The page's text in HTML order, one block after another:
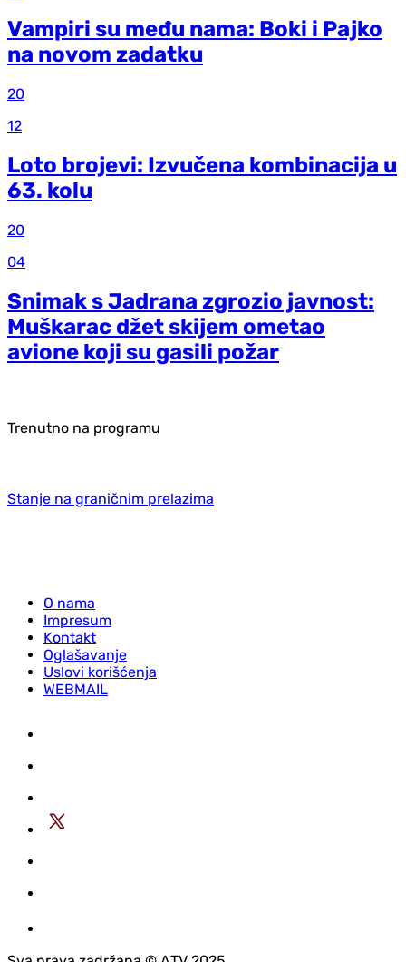
Vampiri su među nama: Boki i Pajko
na novom zadatku
20
12
Loto brojevi: Izvučena kombinacija u
63. kolu
20
04
Snimak s Jadrana zgrozio javnost:
Muškarac džet skijem ometao
avione koji su gasili požar
Trenutno na programu
Stanje na graničnim prelazima
O nama
Impresum
Kontakt
Oglašavanje
Uslovi korišćenja
WEBMAIL